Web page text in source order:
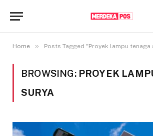
Home » Posts Tagged "Proyek lampu tenaga
BROWSING: PROYEK
SURYA